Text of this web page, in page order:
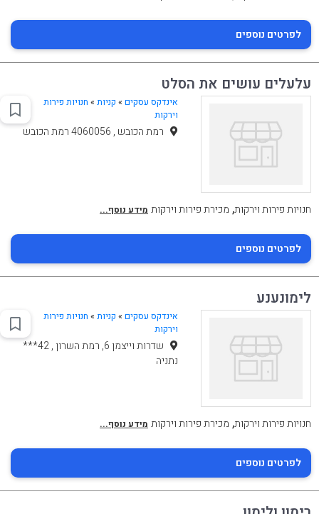
לפרטים נוספים
עלעלים עושים את הסלט
אינדקס עסקים » קניות» חנויות פירות
וירקות
רמת הכובש , 4060056 רמת הכובש
חנויות פירות וירקות, מכירת פירות וירקות מידע נוסף...
לפרטים נוספים
לימונענע
אינדקס עסקים » קניות» חנויות פירות
וירקות
שדרות וייצמן 6, רמת השרון , 42***
נתניה
חנויות פירות וירקות, מכירת פירות וירקות מידע נוסף...
לפרטים נוספים